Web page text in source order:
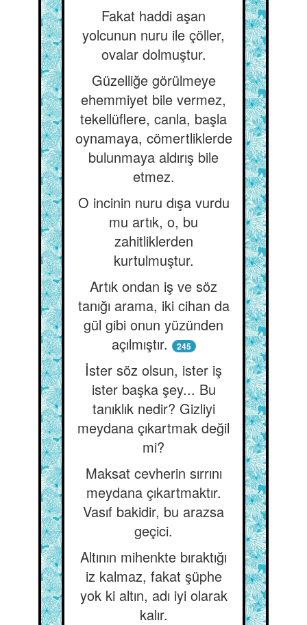
Fakat haddi aşan
yolcunun nuru ile çöller,
ovalar dolmuştur.
Güzelliğe görülmeye
ehemmiyet bile vermez,
tekellüflere, canla, başla
oynamaya, cömertliklerde
bulunmaya aldırış bile
etmez.
O incinin nuru dışa vurdu
mu artık, o, bu
zahitliklerden
kurtulmuştur.
Artık ondan iş ve söz
tanığı arama, iki cihan da
gül gibi onun yüzünden
açılmıştır.
245
İster söz olsun, ister iş
ister başka şey... Bu
tanıklık nedir? Gizliyi
meydana çıkartmak değil
mi?
Maksat cevherin sırrını
meydana çıkartmaktır.
Vasıf bakidir, bu arazsa
geçici.
Altının mihenkte bıraktığı
iz kalmaz, fakat şüphe
yok ki altın, adı iyi olarak
kalır.